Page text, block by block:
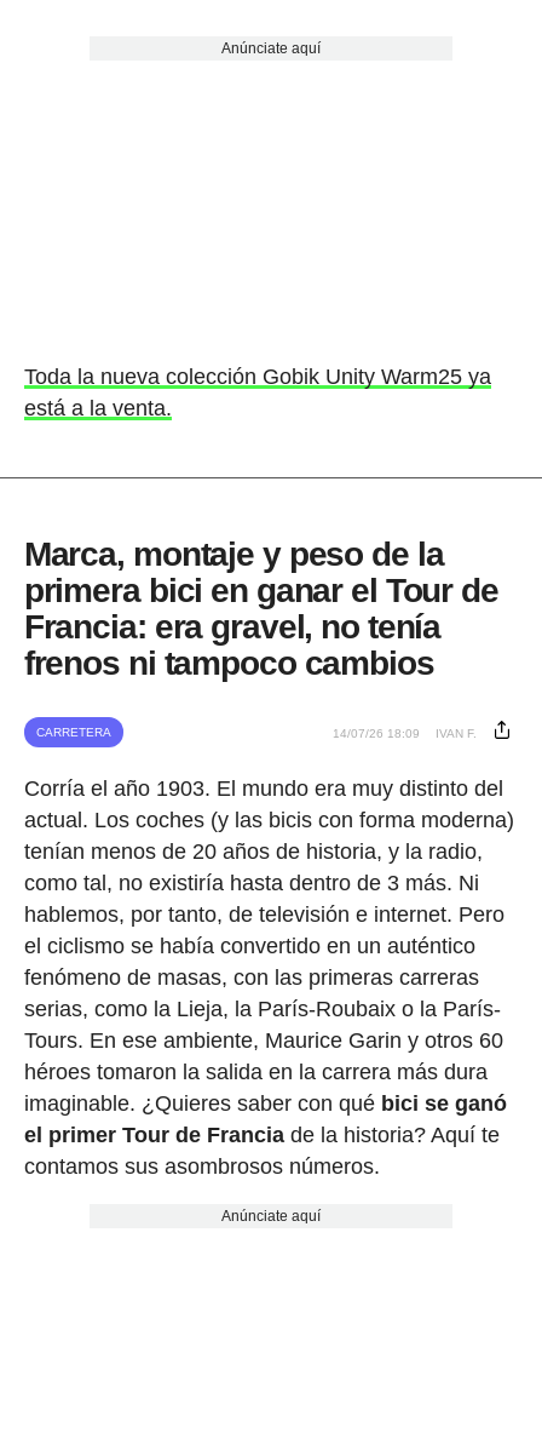
Anúnciate aquí
Toda la nueva colección Gobik Unity Warm25 ya
está a la venta.
Marca, montaje y peso de la
primera bici en ganar el Tour de
Francia: era gravel, no tenía
frenos ni tampoco cambios
CARRETERA 14/07/26 18:09 IVAN F.
Corría el año 1903. El mundo era muy distinto del
actual. Los coches (y las bicis con forma moderna)
tenían menos de 20 años de historia, y la radio,
como tal, no existiría hasta dentro de 3 más. Ni
hablemos, por tanto, de televisión e internet. Pero
el ciclismo se había convertido en un auténtico
fenómeno de masas, con las primeras carreras
serias, como la Lieja, la París-Roubaix o la París-
Tours. En ese ambiente, Maurice Garin y otros 60
héroes tomaron la salida en la carrera más dura
imaginable. ¿Quieres saber con qué bici se ganó
el primer Tour de Franciade la historia? Aquí te
contamos sus asombrosos números.
Anúnciate aquí